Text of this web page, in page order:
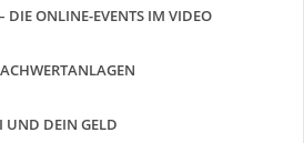
DIE ONLINE-EVENTS IM VIDEO
UND DEIN GELD